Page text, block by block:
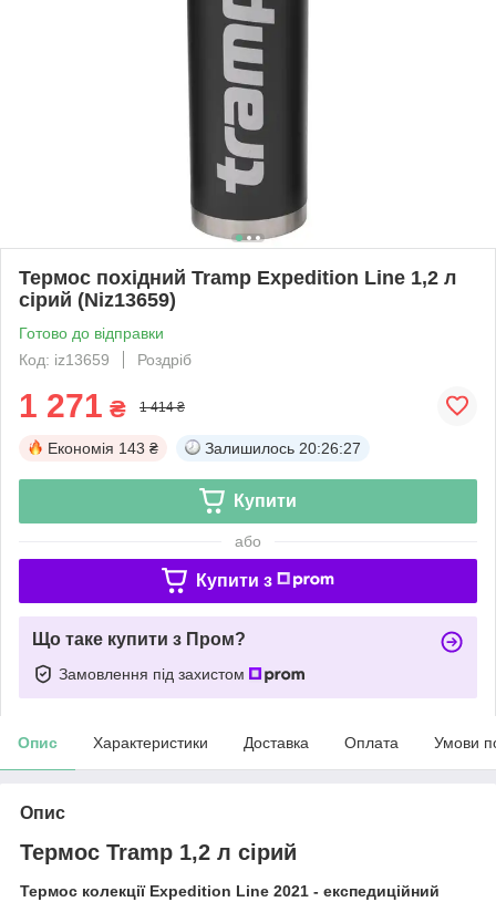
Термос похідний Tramp Expedition Line 1,2 л
сірий (Niz13659)
Готово до відправки
Код: iz13659
Роздріб
1 271 ₴ 1 414 ₴
Економія 143 ₴ Залишилось 20:26:27
Купити
або
Купити з
Що таке купити з Пром?
Замовлення під захистом
Опис Характеристики Доставка Оплата Умови
Опис
Термос Tramp 1,2 л сірий
Термос колекції Expedition Line 2021 - експедиційний